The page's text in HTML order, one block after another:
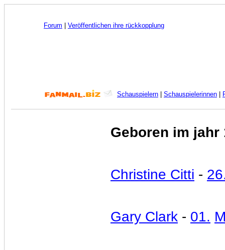
Forum Veröffentlichen ihre rückkopplung
Schauspielern Schauspielerinnen
Geboren im jahr
Christine Citti -
Gary Clark - 01.